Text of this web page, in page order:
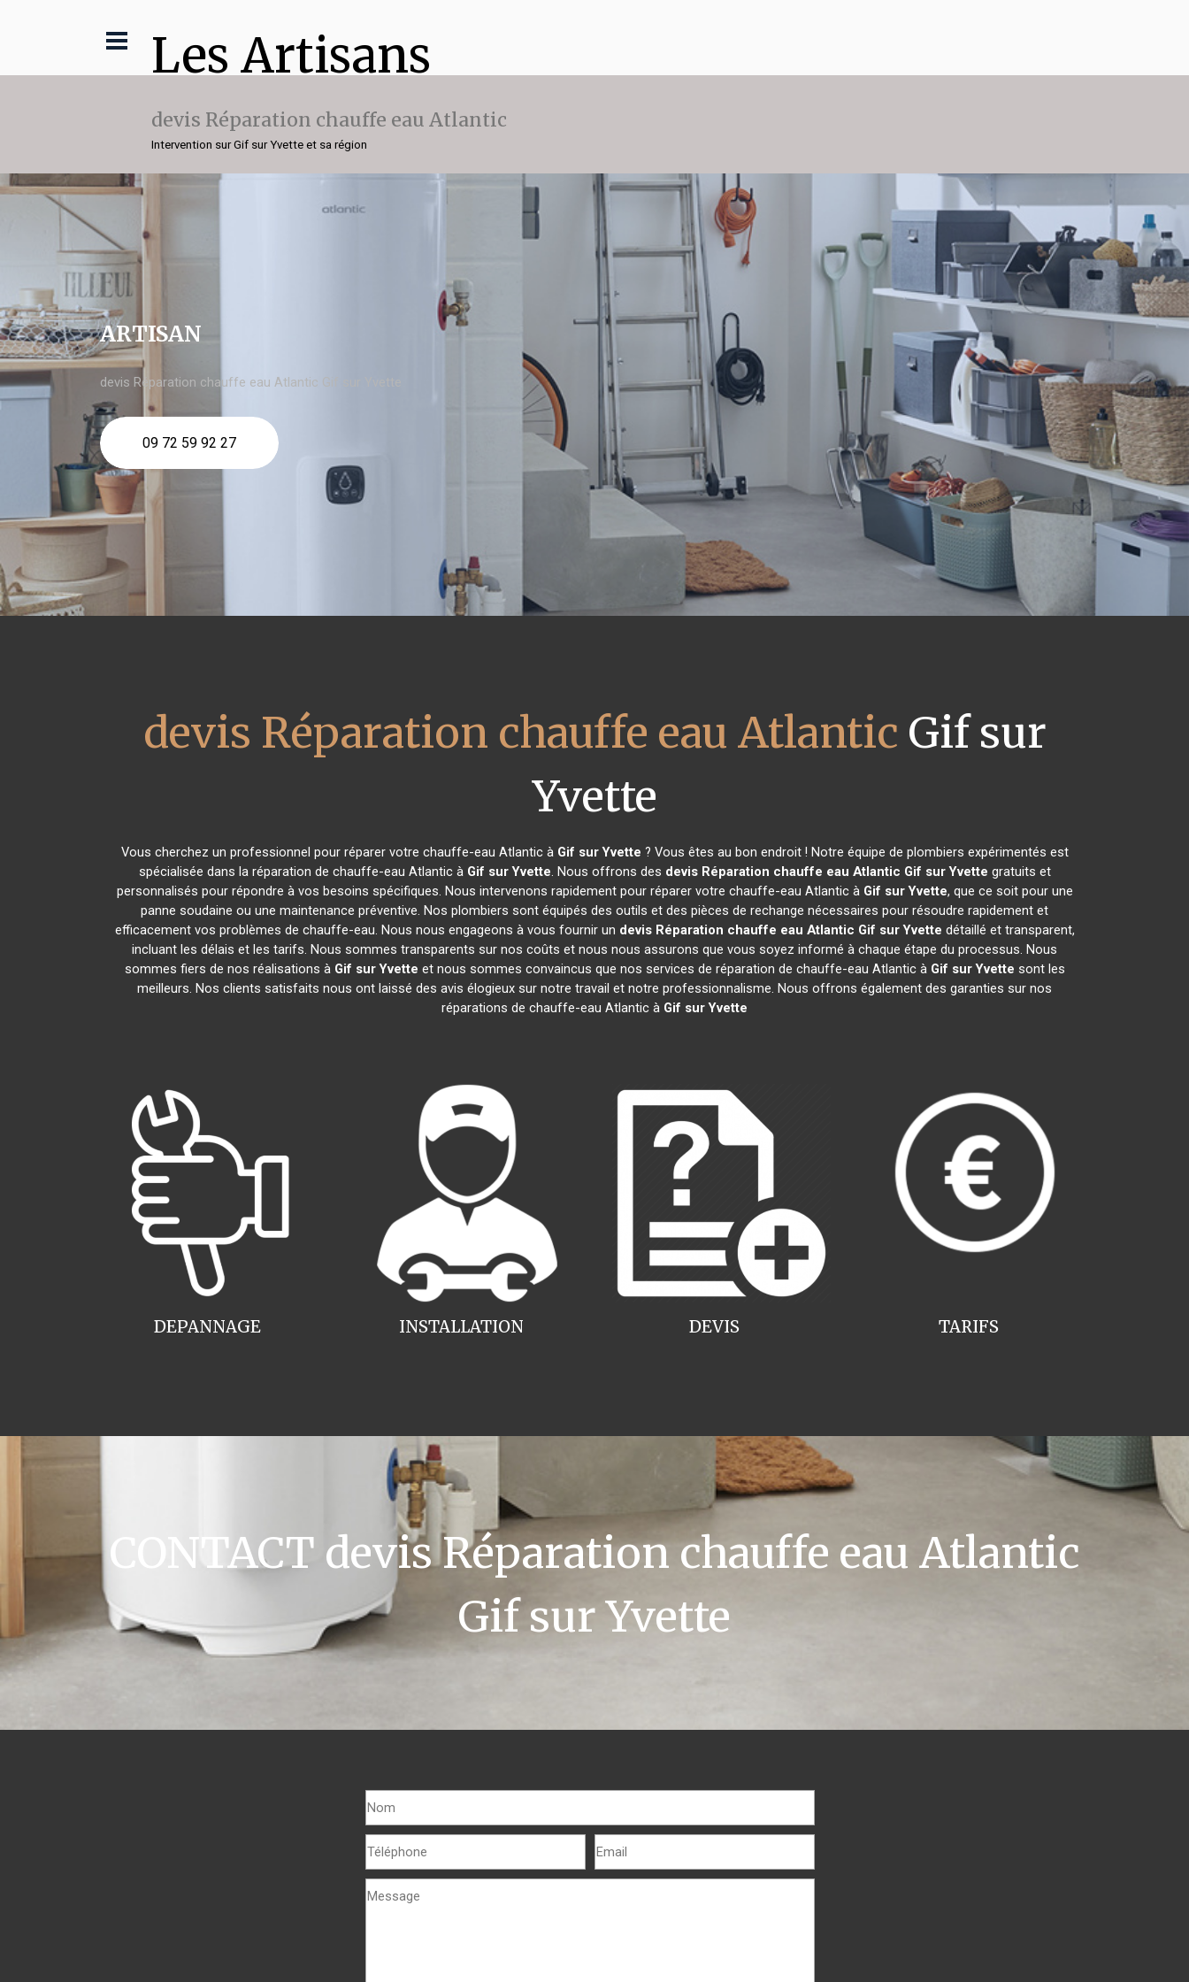
Les Artisans
devis Réparation chauffe eau Atlantic
Intervention sur Gif sur Yvette et sa région
ARTISAN
devis Réparation chauffe eau Atlantic Gif sur Yvette
09 72 59 92 27
devis Réparation chauffe eau Atlantic Gif sur
Yvette
Vous cherchez un professionnel pour réparer votre chauffe-eau Atlantic à Gif sur Yvette ? Vous êtes au bon endroit ! Notre équipe de plombiers expérimentés est
spécialisée dans la réparation de chauffe-eau Atlantic à Gif sur Yvette. Nous offrons des devis Réparation chauffe eau Atlantic Gif sur Yvette gratuits et
personnalisés pour répondre à vos besoins spécifiques. Nous intervenons rapidement pour réparer votre chauffe-eau Atlantic à Gif sur Yvette, que ce soit pour une
panne soudaine ou une maintenance préventive. Nos plombiers sont équipés des outils et des pièces de rechange nécessaires pour résoudre rapidement et
efficacement vos problèmes de chauffe-eau. Nous nous engageons à vous fournir un devis Réparation chauffe eau Atlantic Gif sur Yvette détaillé et transparent,
incluant les délais et les tarifs. Nous sommes transparents sur nos coûts et nous nous assurons que vous soyez informé à chaque étape du processus. Nous
sommes fiers de nos réalisations à Gif sur Yvette et nous sommes convaincus que nos services de réparation de chauffe-eau Atlantic à Gif sur Yvette sont les
meilleurs. Nos clients satisfaits nous ont laissé des avis élogieux sur notre travail et notre professionnalisme. Nous offrons également des garanties sur nos
réparations de chauffe-eau Atlantic à Gif sur Yvette
INSTALLATION
DEPANNAGE TARIFS
DEVIS
CONTACT devis Réparation chauffe eau Atlantic
Gif sur Yvette